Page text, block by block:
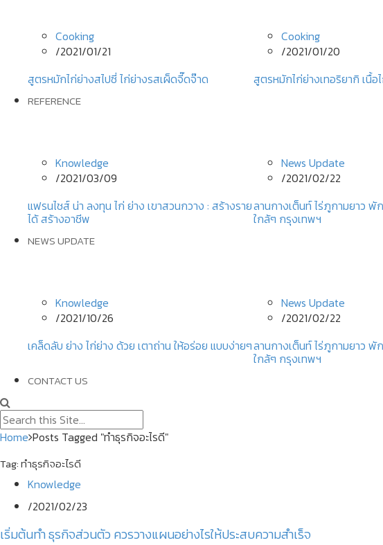
Cooking
/2021/01/21
สูตรหมักไก่ย่างสไปซี่ ไก่ย่างรสเผ็ดจี๊ดจ๊าด
Cooking
/2021/01/20
สูตรหมักไก่ย่างเทอริยากิ เนื้อ
REFERENCE
Knowledge
/2021/03/09
แฟรนไชส์ น่า ลงทุน ไก่ ย่าง เขาสวนกวาง : สร้างราย
ได้ สร้างอาชีพ
News Update
/2021/02/22
ลานกางเต็นท์ ไร่ภูกามยาว พั
ใกล้ๆ กรุงเทพฯ
NEWS UPDATE
Knowledge
/2021/10/26
เคล็ดลับ ย่าง ไก่ย่าง ด้วย เตาถ่าน ให้อร่อย แบบง่ายๆ
News Update
/2021/02/22
ลานกางเต็นท์ ไร่ภูกามยาว พั
ใกล้ๆ กรุงเทพฯ
CONTACT US
Home Posts Tagged "ทําธุรกิจอะไรดี"
Tag:ทําธุรกิจอะไรดี
Knowledge
/2021/02/23
เริ่มต้นทํา ธุรกิจส่วนตัว ควรวางแผนอย่างไรให้ประสบความสำเร็จ